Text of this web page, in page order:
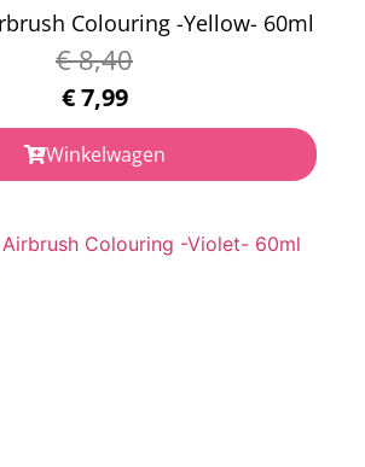
Colouring -Yellow- 60ml
€8,40
€7,99
Winkelwagen